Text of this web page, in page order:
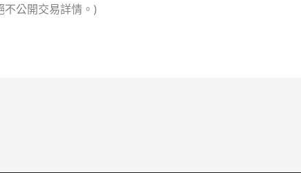
公開交易詳情。)